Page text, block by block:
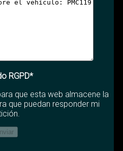
RGPD*
que esta web almacene la
que puedan responder mi